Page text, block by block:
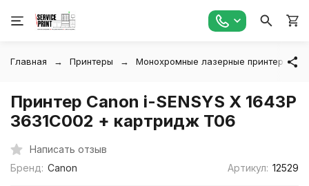
Главная Принтеры Монохромные лазерные принтеры
Принтер Canon i-SENSYS X 1643P
3631C002 + картридж T06
Написать отзыв
Бренд: Canon Артикул: 12529